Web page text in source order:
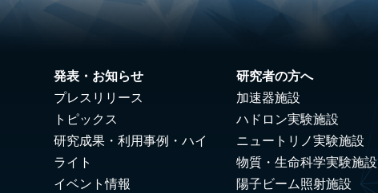
発表・お知らせ
プレスリリース
トピックス
研究成果・利用事例・ハイ
ライト
イベント情報
研究者の方へ
加速器施設
ハドロン実験施設
ニュートリノ実験施設
物質・生命科学実験施設
陽子ビーム照射施設